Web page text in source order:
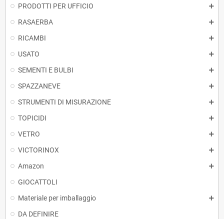
PRODOTTI PER UFFICIO
RASAERBA
RICAMBI
USATO
SEMENTI E BULBI
SPAZZANEVE
STRUMENTI DI MISURAZIONE
TOPICIDI
VETRO
VICTORINOX
Amazon
GIOCATTOLI
Materiale per imballaggio
DA DEFINIRE